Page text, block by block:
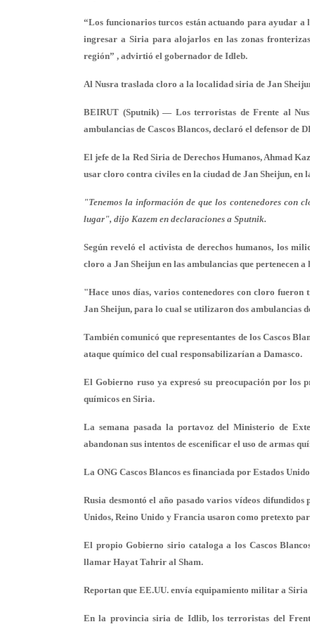
“Los funcionarios turcos están actuando para ayudar
ingresar a Siria para alojarlos en las zonas
región” , advirtió el gobernador de Idleb.
Al Nusra traslada cloro a la localidad siria de Jan
BEIRUT (Sputnik) — Los terroristas de Frente al
ambulancias de Cascos Blancos, declaró el defensor de
El jefe de la Red Siria de Derechos Humanos, Ahmad
usar cloro contra civiles en la ciudad de Jan Sheijun, en
"Tenemos la información de que los contenedores con
lugar", dijo Kazem en declaraciones a Sputnik.
Según reveló el activista de derechos humanos, los
cloro a Jan Sheijun en las ambulancias que pertenecen a
"Hace unos días, varios contenedores con cloro
Jan Sheijun, para lo cual se utilizaron dos ambulancias
También comunicó que representantes de los Cascos
ataque químico del cual responsabilizarían a Damasco.
El Gobierno ruso ya expresó su preocupación por los
químicos en Siria.
La semana pasada la portavoz del Ministerio de
abandonan sus intentos de escenificar el uso de armas
La ONG Cascos Blancos es financiada por Estados
Rusia desmontó el año pasado varios vídeos difundidos
Unidos, Reino Unido y Francia usaron como pretexto
El propio Gobierno sirio cataloga a los Cascos
llamar Hayat Tahrir al Sham.
Reportan que EE.UU. envía equipamiento militar a
En la provincia siria de Idlib, los terroristas del